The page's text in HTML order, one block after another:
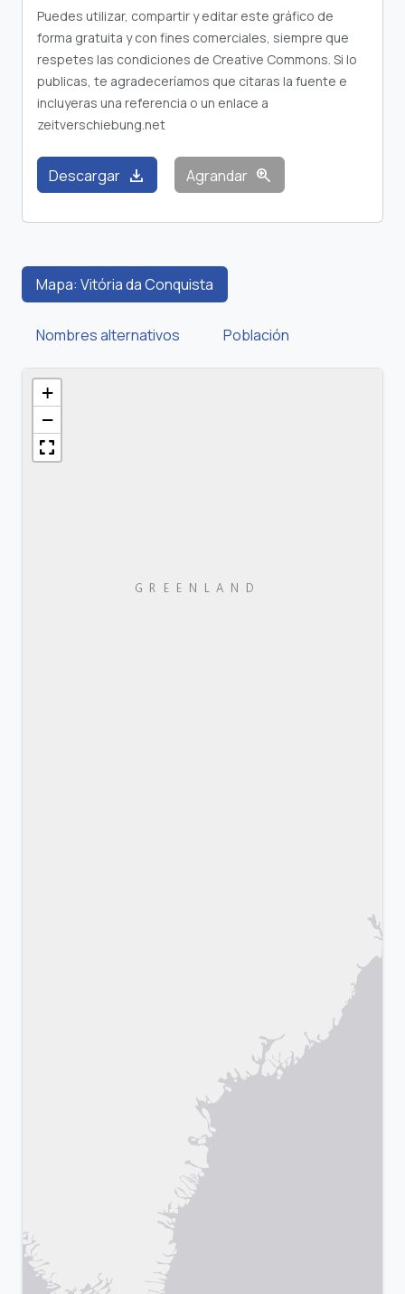
Puedes utilizar, compartir y editar este gráfico de
forma gratuita y con fines comerciales, siempre que
respetes las condiciones de Creative Commons. Si lo
publicas, te agradeceríamos que citaras la fuente e
incluyeras una referencia o un enlace a
zeitverschiebung.net
Descargar download Agrandar zoom_in
Mapa: Vitória da Conquista
Nombres alternativos Población
+
−